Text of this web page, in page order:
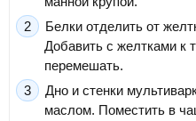
Белки отделить от
Добавить с желтками к
перемешать.
Дно и стенки
маслом. Поместить в